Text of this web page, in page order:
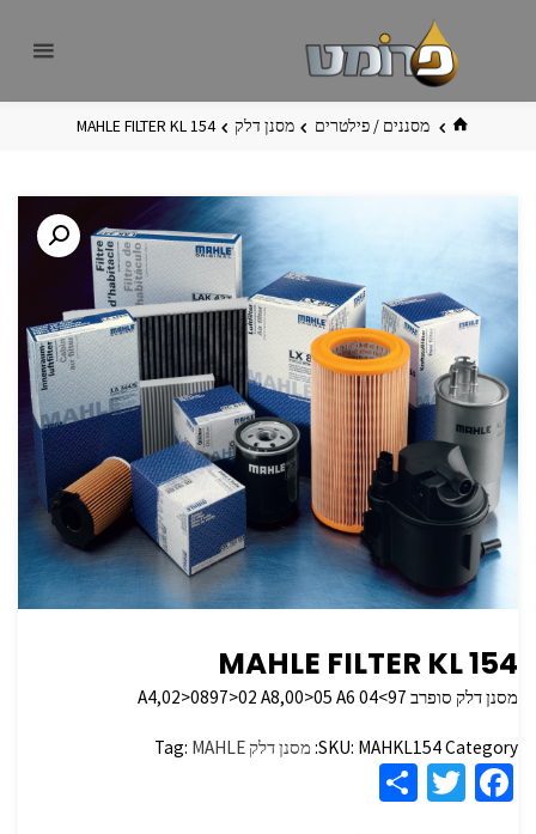
בית מסננים / פילטרים מסנן דלק MAHLE FILTER KL 154
MAHLE FILTER KL 154
מסנן דלק סופרב A4,02>0897>02 A8,00>05 A6 04<97
SKU: MAHKL154Category: מסנן דלק Tag: MAHLE
Fa
T